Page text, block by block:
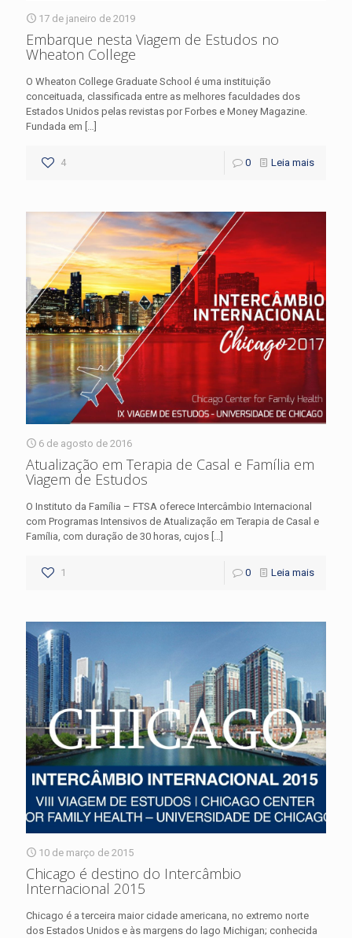
17 de janeiro de 2019
Embarque nesta Viagem de Estudos no
Wheaton College
O Wheaton College Graduate School é uma instituição
conceituada, classificada entre as melhores faculdades dos
Estados Unidos pelas revistas por Forbes e Money Magazine.
Fundada em
4 0 Leia mais
6 de agosto de 2016
Atualização em Terapia de Casal e Família em
Viagem de Estudos
O Instituto da Família – FTSA oferece Intercâmbio Internacional
com Programas Intensivos de Atualização em Terapia de Casal e
Família, com duração de 30 horas, cujos […]
1 0 Leia mais
10 de março de 2015
Chicago é destino do Intercâmbio
Internacional 2015
Chicago é a terceira maior cidade americana, no extremo norte
dos Estados Unidos e às margens do lago Michigan; conhecida